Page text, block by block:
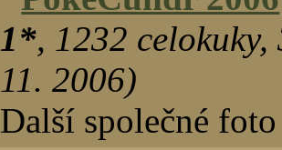
1*, 1232 celokuky,
11. 2006)
Další společné